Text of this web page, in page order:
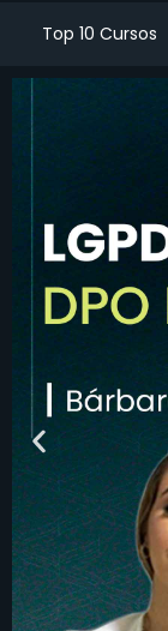
Top 10 Cursos